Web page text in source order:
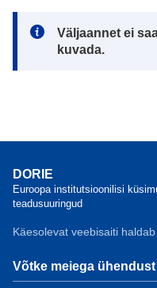
Note:
Väljaannet ei
kuvada.
DORIE
Euroopa institutsioonilisi
teadusuuringud
Käesolevat veebisaiti
Võtke meiega ühendust